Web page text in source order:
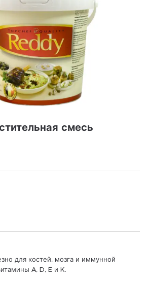
смесь
для костей, мозга и иммунной
A, D, E и K.